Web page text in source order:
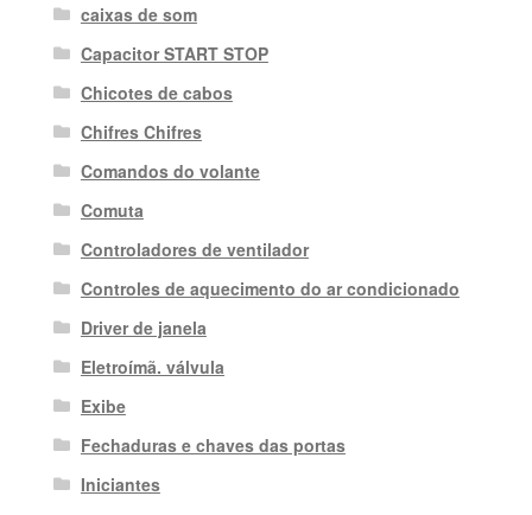
caixas de som
Capacitor START STOP
Chicotes de cabos
Chifres Chifres
Comandos do volante
Comuta
Controladores de ventilador
Controles de aquecimento do ar condicionado
Driver de janela
Eletroímã. válvula
Exibe
Fechaduras e chaves das portas
Iniciantes